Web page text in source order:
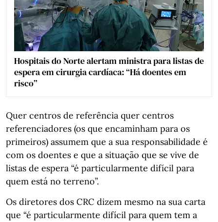
Hospitais do Norte alertam ministra para listas de
espera em cirurgia cardíaca: “Há doentes em
risco”
Quer centros de referência quer centros
referenciadores (os que encaminham para os
primeiros) assumem que a sua responsabilidade é
com os doentes e que a situação que se vive de
listas de espera “é particularmente difícil para
quem está no terreno”.
Os diretores dos CRC dizem mesmo na sua carta
que “é particularmente difícil para quem tem a